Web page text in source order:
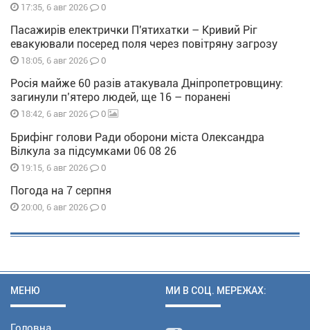
17:35, 6 авг 2026 0
Пасажирів електрички П'ятихатки – Кривий Ріг
евакуювали посеред поля через повітряну загрозу
18:05, 6 авг 2026 0
Росія майже 60 разів атакувала Дніпропетровщину:
загинули п’ятеро людей, ще 16 – поранені
18:42, 6 авг 2026 0
Брифінг голови Ради оборони міста Олександра
Вілкула за підсумками 06 08 26
19:15, 6 авг 2026 0
Погода на 7 серпня
20:00, 6 авг 2026 0
МЕНЮ МИ В СОЦ. МЕРЕЖАХ: